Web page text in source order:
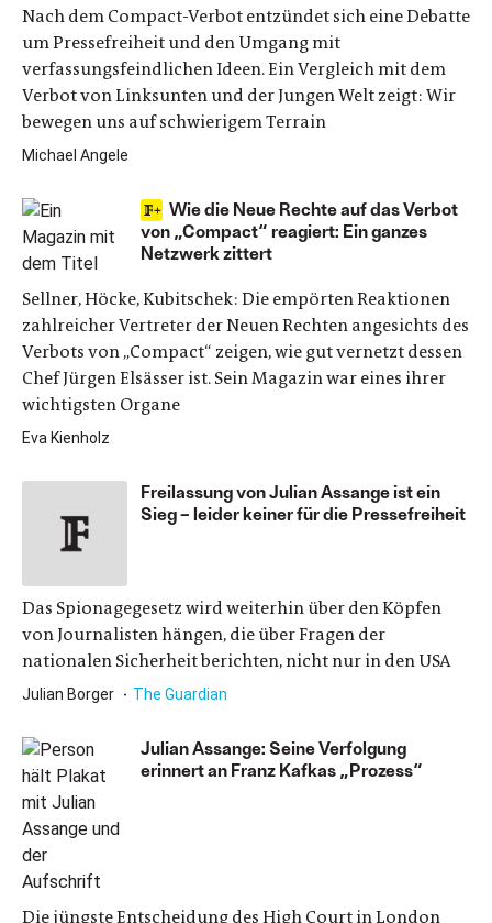
Nach dem Compact-Verbot entzündet sich eine Debatte
um Pressefreiheit und den Umgang mit
verfassungsfeindlichen Ideen. Ein Vergleich mit dem
Verbot von Linksunten und der Jungen Welt zeigt: Wir
bewegen uns auf schwierigem Terrain
Michael Angele
Wie die Neue Rechte auf das Verbot
von „Compact“ reagiert: Ein ganzes
Netzwerk zittert
Sellner, Höcke, Kubitschek: Die empörten Reaktionen
zahlreicher Vertreter der Neuen Rechten angesichts des
Verbots von „Compact“ zeigen, wie gut vernetzt dessen
Chef Jürgen Elsässer ist. Sein Magazin war eines ihrer
wichtigsten Organe
Eva Kienholz
Freilassung von Julian Assange ist ein
Sieg – leider keiner für die Pressefreiheit
Das Spionagegesetz wird weiterhin über den Köpfen
von Journalisten hängen, die über Fragen der
nationalen Sicherheit berichten, nicht nur in den USA
Julian Borger The Guardian
Julian Assange: Seine Verfolgung
erinnert an Franz Kafkas „Prozess“
Die jüngste Entscheidung des High Court in London